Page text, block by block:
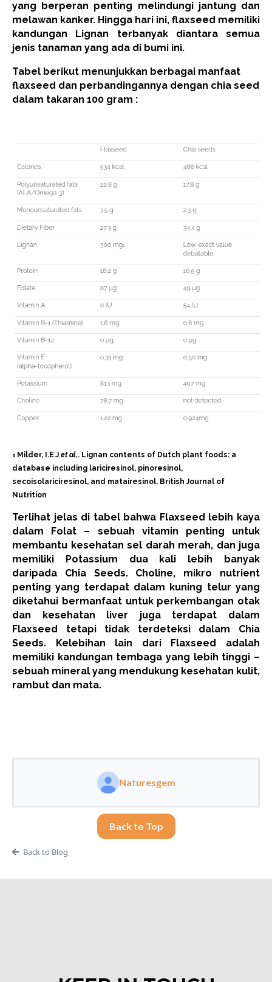
yang berperan penting melindungi jantung dan
melawan kanker. Hingga hari ini, flaxseed memiliki
kandungan Lignan terbanyak diantara semua
jenis tanaman yang ada di bumi ini.
Tabel berikut menunjukkan berbagai manfaat
flaxseed dan perbandingannya dengan chia seed
dalam takaran 100 gram :
1 Milder, I.E.J et al,. Lignan contents of Dutch plant foods: a
database including lariciresinol, pinoresinol,
secoisolariciresinol, and matairesinol. British Journal of
Nutrition
Terlihat jelas di tabel bahwa Flaxseed lebih kaya
dalam Folat – sebuah vitamin penting untuk
membantu kesehatan sel darah merah, dan juga
memiliki Potassium dua kali lebih banyak
daripada Chia Seeds. Choline, mikro nutrient
penting yang terdapat dalam kuning telur yang
diketahui bermanfaat untuk perkembangan otak
dan kesehatan liver juga terdapat dalam
Flaxseed tetapi tidak terdeteksi dalam Chia
Seeds. Kelebihan lain dari Flaxseed adalah
memiliki kandungan tembaga yang lebih tinggi –
sebuah mineral yang mendukung kesehatan kulit,
rambut dan mata.
Naturesgem
Back to Top
Back to Blog